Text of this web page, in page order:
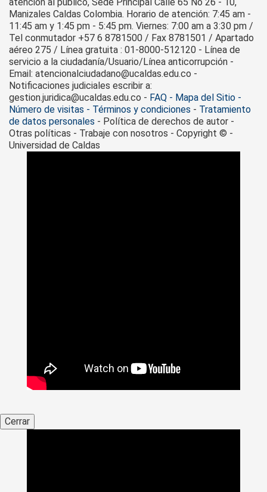
Manizales Caldas Colombia. Horario de atención: 7:45 am -
11:45 am y 1:45 pm - 5:45 pm. Viernes: 7:00 am a 3:30 pm /
Tel conmutador +57 6 8781500 / Fax 8781501 / Apartado
aéreo 275 / Línea gratuita : 01-8000-512120 - Línea de
servicio a la ciudadanía/Usuario/Línea anticorrupción -
Email: atencionalciudadano@ucaldas.edu.co -
Notificaciones judiciales escribir a:
gestion.juridica@ucaldas.edu.co - FAQ - Mapa del Sitio -
Número de visitas - Términos y condiciones - Tratamiento
de datos personales - Política de derechos de autor -
Otras políticas - Trabaje con nosotros - Copyright © -
Universidad de Caldas
Cerrar